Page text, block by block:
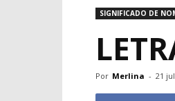
SIGNIFICADO DE
Por Merlina - 21